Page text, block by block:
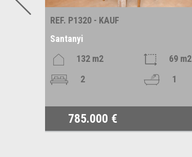
REF. P1320 - KAUF
Santanyi
132 m2
69 m2
2
1
785.000 €